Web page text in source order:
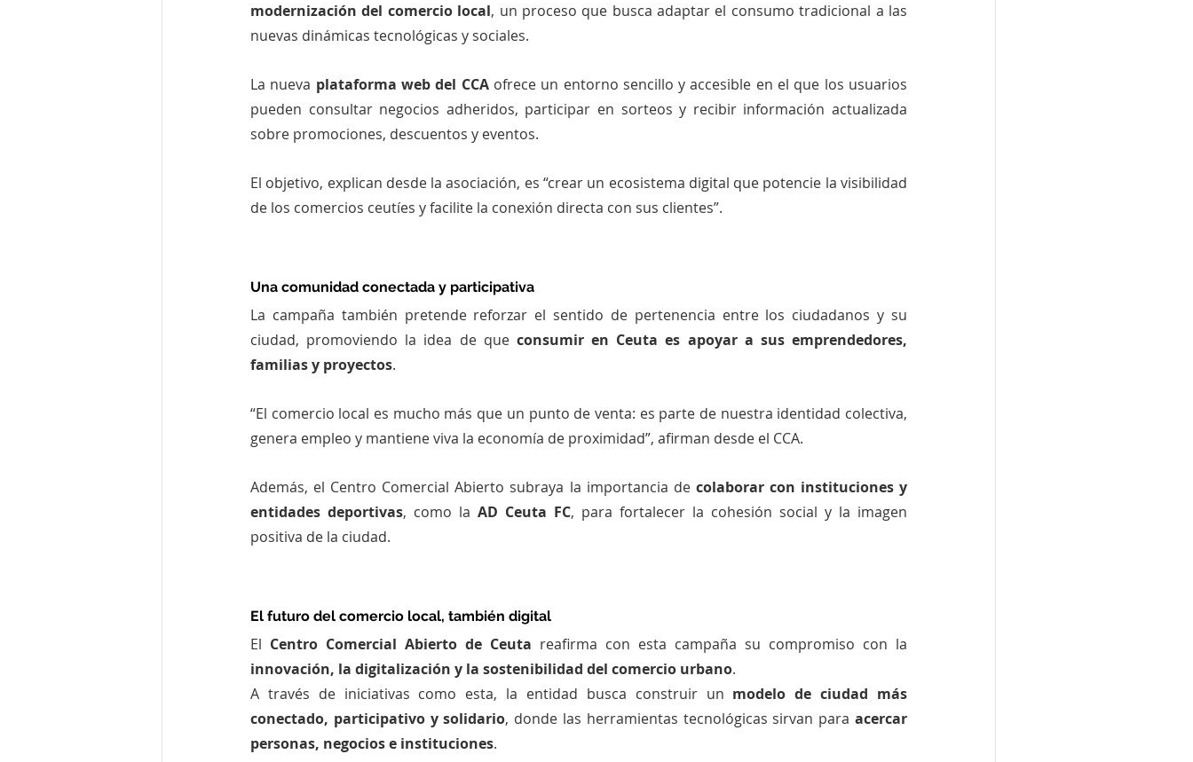
modernización del comercio local, un proceso que busca adaptar el consumo tradicional a las
nuevas dinámicas tecnológicas y sociales.
La nueva plataforma web del CCA ofrece un entorno sencillo y accesible en el que los usuarios
pueden consultar negocios adheridos, participar en sorteos y recibir información actualizada
sobre promociones, descuentos y eventos.
El objetivo, explican desde la asociación, es “crear un ecosistema digital que potencie la visibilidad
de los comercios ceutíes y facilite la conexión directa con sus clientes”.
Una comunidad conectada y participativa
La campaña también pretende reforzar el sentido de pertenencia entre los ciudadanos y su
ciudad, promoviendo la idea de que consumir en Ceuta es apoyar a sus emprendedores,
familias y proyectos.
“El comercio local es mucho más que un punto de venta: es parte de nuestra identidad colectiva,
genera empleo y mantiene viva la economía de proximidad”, afirman desde el CCA.
Además, el Centro Comercial Abierto subraya la importancia de colaborar con instituciones y
entidades deportivas, como la AD Ceuta FC, para fortalecer la cohesión social y la imagen
positiva de la ciudad.
El futuro del comercio local, también digital
El Centro Comercial Abierto de Ceuta
innovación, la digitalización y la sostenibilidad del comercio urbano.
A través de iniciativas como esta, la entidad busca construir un modelo de ciudad más
conectado, participativo y solidario, donde las herramientas tecnológicas sirvan para acercar
personas, negocios e instituciones.